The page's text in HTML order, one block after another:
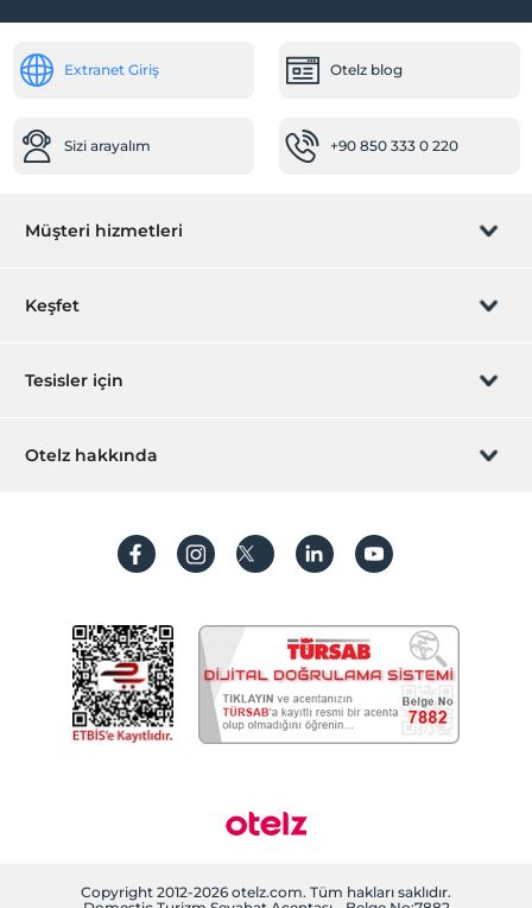
Extranet Giriş Otelz blog
Sizi arayalım +90 850 333 0 220
Müşteri hizmetleri
Rezervasyon yönet
Sıkça sorulan sorular
İşlem rehberi
Keşfet
Hediye Kart
Hesap oluştur
Tesisler için
Hemen tesisinizi ekleyin
Otelz hakkında
Koşullar ve şartlar
Aydınlatma metni
Çerez politikamız
Copyright 2012-2026 otelz.com. Tüm hakları saklıdır.